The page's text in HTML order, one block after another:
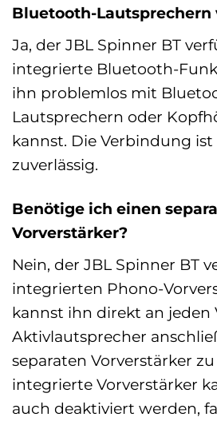
Bluetooth-Lautsprechern
Ja, der JBL Spinner BT
integrierte Bluetooth-
ihn problemlos mit
Lautsprechern oder
kannst. Die Verbindung
zuverlässig.
Benötige ich einen
Vorverstärker?
Nein, der JBL Spinner BT
integrierten Phono-
kannst ihn direkt an jeden
Aktivlautsprecher
separaten Vorverstärker
integrierte Vorverstärker
auch deaktiviert werden,